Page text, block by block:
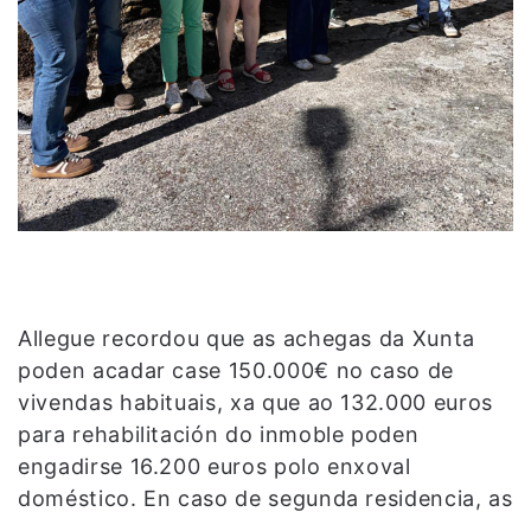
Allegue recordou que as achegas da Xunta
poden acadar case 150.000€ no caso de
vivendas habituais, xa que ao 132.000 euros
para rehabilitación do inmoble poden
engadirse 16.200 euros polo enxoval
doméstico. En caso de segunda residencia, as